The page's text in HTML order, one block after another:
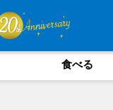
食べる